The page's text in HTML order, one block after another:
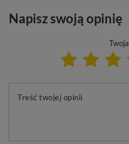
Napisz swoją opinię
Treść twojej opinii